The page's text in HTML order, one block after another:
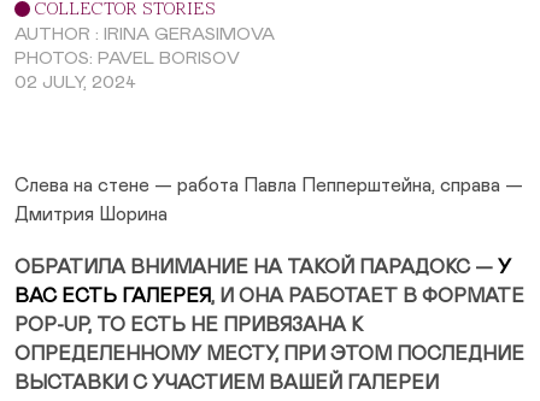
COLLECTOR STORIES
AUTHOR : IRINA GERASIMOVA
PHOTOS: PAVEL BORISOV
02 JULY, 2024
Слева на стене — работа Павла Пепперштейна, справа —
Дмитрия Шорина
ОБРАТИЛА ВНИМАНИЕ НА ТАКОЙ ПАРАДОКС — У
ВАС ЕСТЬ ГАЛЕРЕЯ, И ОНА РАБОТАЕТ В ФОРМАТЕ
POP-UP, ТО ЕСТЬ НЕ ПРИВЯЗАНА К
ОПРЕДЕЛЕННОМУ МЕСТУ, ПРИ ЭТОМ ПОСЛЕДНИЕ
ВЫСТАВКИ С УЧАСТИЕМ ВАШЕЙ ГАЛЕРЕИ